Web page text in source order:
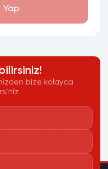
Yap
bize kolayca